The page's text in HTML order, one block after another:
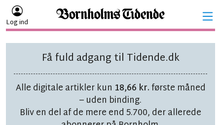
Log ind
Få fuld adgang til Tidende.dk
Alle digitale artikler kun 18,66 kr.første måned
– uden binding.
Bliv en del af de mere end 5.700, der allerede